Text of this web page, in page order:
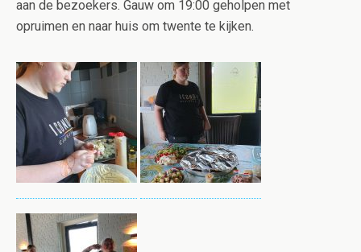
aan de bezoekers. Gauw om 19:00 geholpen met
opruimen en naar huis om twente te kijken.